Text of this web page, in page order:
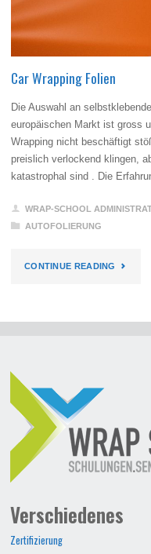
Car Wrapping Folien
Die Auswahl an
europäischen Markt ist gross
Wrapping nicht beschäftigt
preislich verlockend klingen,
katastrophal sind . Die
WRAP-SCHOOL
AUTOFOLIERUNG
CONTINUE READING "CAR
Verschiedenes
Zertifizierung